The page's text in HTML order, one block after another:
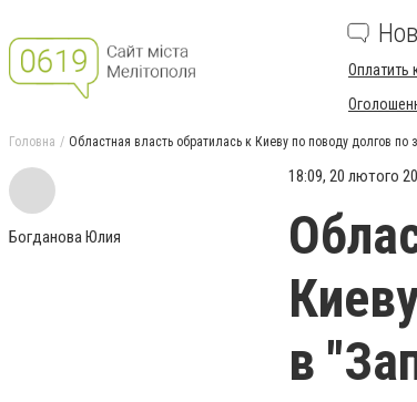
Оплатить
Головна Областная власть обратилась к Киеву по поводу долгов по
Богданова Юлия
18:09, 20 лютого
в